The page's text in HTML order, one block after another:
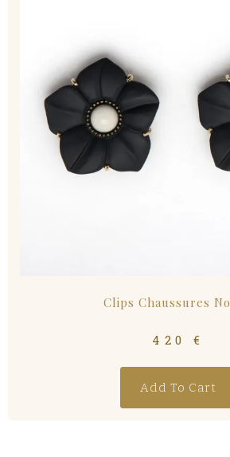
Clips Chaussures
420€
Add To Cart